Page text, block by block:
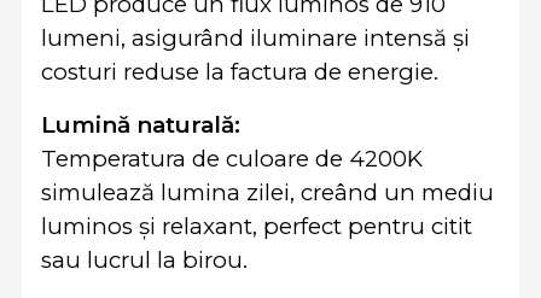
lumeni, asigurând iluminare intensă și
costuri reduse la factura de energie.
Lumină naturală:
Temperatura de culoare de 4200K
simulează lumina zilei, creând un mediu
luminos și relaxant, perfect pentru citit
sau lucrul la birou.